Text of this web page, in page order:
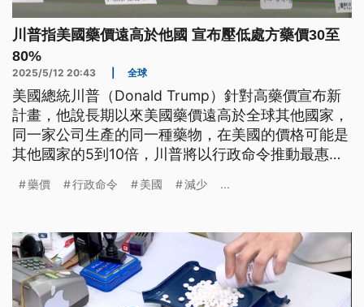
川普指美國藥價遠高於他國 宣布壓低處方藥價30至
80%
2025/5/12 20:43 全球
美國總統川普（Donald Trump）針對高藥價宣布新
計畫，他說長期以來美國藥價遠高於全球其他國家，
同一家公司生產的同一種藥物，在美國的價格可能是
其他國家的5到10倍，川普將以行政命令推動最惠國
邦醫療保險省下數兆美元的政府支出。
藥價 行政命令 美國 減少 ...